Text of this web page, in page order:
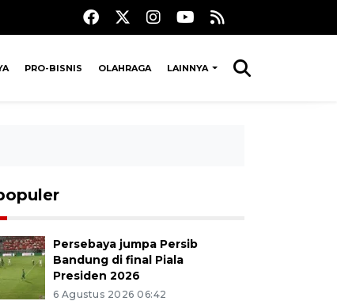
PRO-BISNIS OLAHRAGA LAINNYA
Persebaya jumpa Persib
Bandung di final Piala
Presiden 2026
6 Agustus 2026 06:42